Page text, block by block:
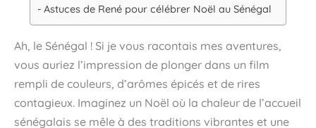
Astuces de René pour célébrer Noël au Sénégal
Ah, le Sénégal ! Si je vous racontais mes aventures,
vous auriez l’impression de plonger dans un film
rempli de couleurs, d’arômes épicés et de rires
contagieux. Imaginez un Noël où la chaleur de l’accueil
sénégalais se mêle à des traditions vibrantes et une